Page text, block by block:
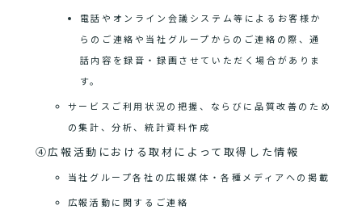
電話やオンライン会議システム等によるお客様か
らのご連絡や当社グループからのご連絡の際、通
話内容を録音・録画させていただく場合がありま
す。
サービスご利用状況の把握、ならびに品質改善のため
の集計、分析、統計資料作成
④広報活動における取材によって取得した情報
当社グループ各社の広報媒体・各種メディアへの掲載
広報活動に関するご連絡